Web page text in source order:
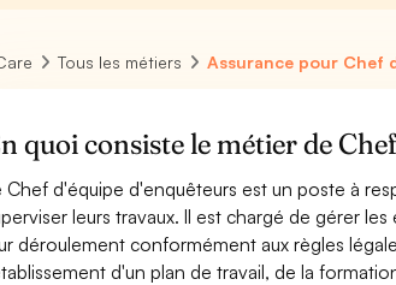
Tous les métiers Assurance pour Chef
quoi consiste le métier de
Chef d'équipe d'enquêteurs est un poste à
leurs travaux. Il est chargé de gérer
déroulement conformément aux règles
d'un plan de travail, de la